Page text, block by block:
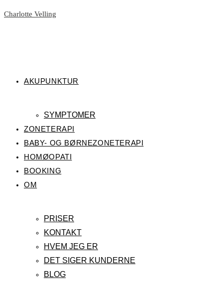
Skip
Charlotte Velling
AKUPUNKTUR
SYMPTOMER
ZONETERAPI
BABY- OG BØRNEZONETERAPI
HOMØOPATI
BOOKING
OM
PRISER
KONTAKT
HVEM JEG ER
DET SIGER KUNDERNE
BLOG